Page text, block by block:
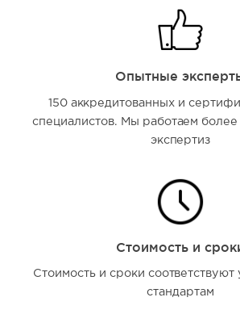
Опытные
150 аккредитованных и
специалистов. Мы работаем более
экспертиз
Стоимость и
Стоимость и сроки
стандартам